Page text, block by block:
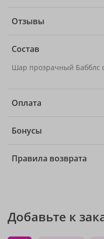
Отзывы
Состав
Шар прозрачный Бабблс
Оплата
Бонусы
Правила возврата
Добавьте к